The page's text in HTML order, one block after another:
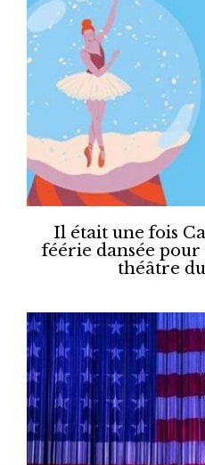
Il était une fois
féérie dansée
théâtre